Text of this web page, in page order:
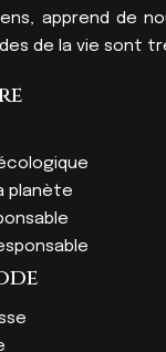
apprend de
de la vie sont
planète